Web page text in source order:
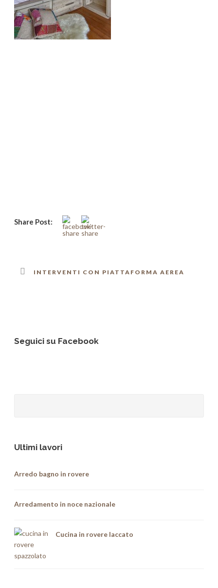
Share Post:
INTERVENTI CON PIATTAFORMA AEREA
Seguici su Facebook
Ultimi lavori
Arredo bagno in rovere
Arredamento in noce nazionale
Cucina in rovere laccato